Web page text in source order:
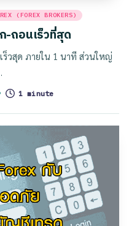
(FOREX BROKERS)
-ถอนเร็วที่สุด
ร็วสุด ภายใน 1 นาที ส่วนใหญ่
1 minute